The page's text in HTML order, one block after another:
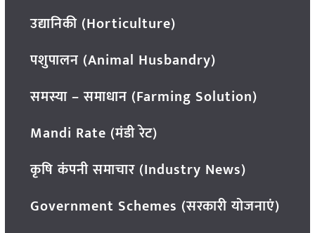
उद्यानिकी (Horticulture)
पशुपालन (Animal Husbandry)
समस्या – समाधान (Farming Solution)
Mandi Rate (मंडी रेट)
कृषि कंपनी समाचार (Industry News)
Government Schemes (सरकारी योजनाएं)